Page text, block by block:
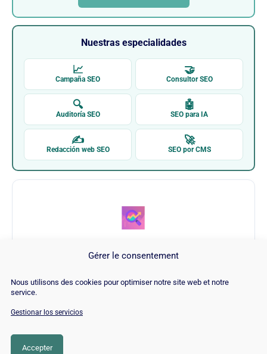
Gérer le consentement
Nous utilisons des cookies pour optimiser notre site web et notre
service.
Gestionar los servicios
Accepter
Nuestras especialidades
📈
Campaña SEO
🤝
Consultor SEO
🔍
Auditoría SEO
🤖
SEO para IA
✍
Redacción web SEO
🚀
SEO por CMS
WP Meta SEO Wordpress Plugin
CATEGORÍA